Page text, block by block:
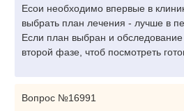
Есои необходимо впервые в
выбрать план лечения - лучше в
Если план выбран и
второй фазе, чтоб посмотреть
Вопрос №16991